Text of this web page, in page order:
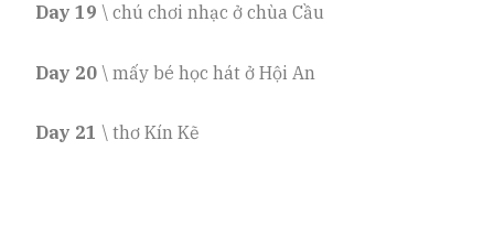
Day 19 \ chú chơi nhạc ở chùa Cầu
Day 20 \ mấy bé học hát ở Hội An
Day 21 \ thơ Kín Kẽ